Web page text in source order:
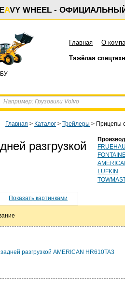
AVY WHEEL -
Главная О
Тяжёлая
Главная > Каталог > Трейлеры > Прицепы
разгрузкой
LUFKIN
Показать картинками
разгрузкой AMERICAN HR610TA3